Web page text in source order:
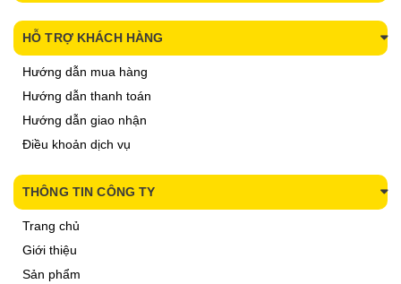
HỖ TRỢ KHÁCH HÀNG
Hướng dẫn mua hàng
Hướng dẫn thanh toán
Hướng dẫn giao nhận
Điều khoản dịch vụ
THÔNG TIN CÔNG TY
Trang chủ
Giới thiệu
Sản phẩm